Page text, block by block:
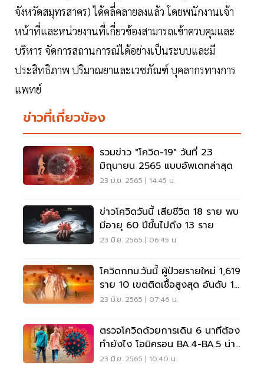
จังหวัดสมุทรสาคร) ได้คลี่คลายลงแล้ว โดยพนักงานเจ้า
หน้าที่และหน่วยงานที่เกี่ยวข้องสามารถเข้าควบคุมและ
บริหาร จัดการสถานการณ์ได้อย่างเป็นระบบและมี
ประสิทธิภาพ ปริมาณยาและเวชภัณฑ์ บุคลากรทางการ
แพทย์
ข่าวที่เกี่ยวข้อง
รวมข่าว "โควิด-19" วันที่ 23
มิถุนายน 2565 แบบอัพเดทล่าสุด
23 มิ.ย. 2565 | 14:45 น.
ข่าวโควิดวันนี้ เสียชีวิต 18 ราย พบ
มีอายุ 60 ปีขึ้นไปถึง 13 ราย
23 มิ.ย. 2565 | 06:45 น.
โควิดกทม.วันนี้ ผู้ป่วยรายใหม่ 1,619
ราย 10 เขตติดเชื้อสูงสุด อันดับ 1
ปทุมวัน
23 มิ.ย. 2565 | 07:46 น.
ตรวจโควิดด้วยการเดิน 6 นาทีต้อง
ทำยังไง โอมิครอน BA.4-BA.5 น่า
กลัวไหม อ่านเลย
23 มิ.ย. 2565 | 10:40 น.